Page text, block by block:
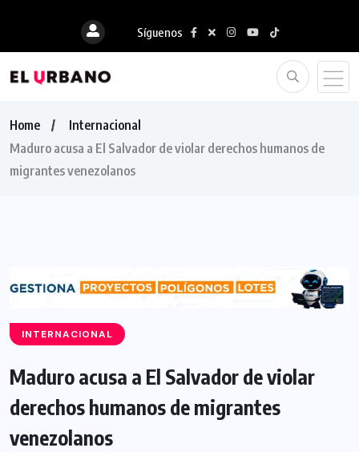
Síguenos
Home
Internacional
Maduro acusa a El Salvador de violar derechos humanos de
migrantes venezolanos
INTERNACIONAL
Maduro acusa a El Salvador de violar
derechos humanos de migrantes
venezolanos